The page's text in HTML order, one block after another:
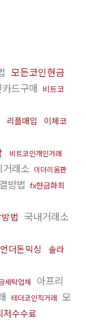
모든코인현금
드구매 비트코
리플매입
이체코
비트코인개인거래
거래소 이더리움판
방법 fx현금화최
법 국내거래소
언더돈믹싱
솔라
세탁업체
아프리
테더코인직거래 모
저수수료